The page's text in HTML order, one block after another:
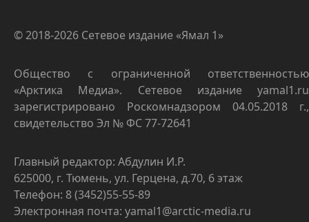
© 2018-2026 Сетевое издание «Ямал 1»
Общество с ограниченной ответственностью
«Арктика Медиа». Сетевое издание yamal1.ru
зарегистрировано Роскомнадзором 04.05.2018 г.,
свидетельство Эл № ФС 77-72641
Главный редактор: Абдулин И.Р.
625000, г. Тюмень, ул. Герцена, д.70, 6 этаж
Телефон: 8 (3452)55-55-89
Электронная почта: yamal1@arctic-media.ru